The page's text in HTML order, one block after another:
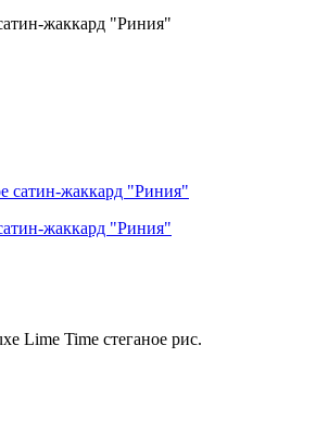
жаккард "Риния"
жаккард "Риния"
Lime Time стеганое рис.